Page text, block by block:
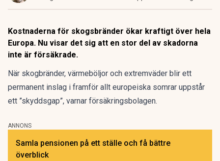
Kostnaderna för skogsbränder ökar kraftigt över hela
Europa. Nu visar det sig att en stor del av skadorna
inte är försäkrade.
När skogbränder, värmeböljor och extremväder blir ett
permanent inslag i framför allt europeiska somrar uppstår
ett ”skyddsgap”, varnar försäkringsbolagen.
ANNONS
Samla pensionen på ett ställe och få bättre
överblick